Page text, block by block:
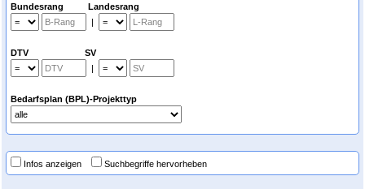
Bundesrang Landesrang
|
DTV SV
|
Bedarfsplan (BPL)-Projekttyp
Infos anzeigen Suchbegriffe hervorheben